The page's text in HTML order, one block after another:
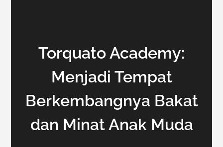
Torquato Academy:
Menjadi Tempat
Berkembangnya Bakat
dan Minat Anak Muda